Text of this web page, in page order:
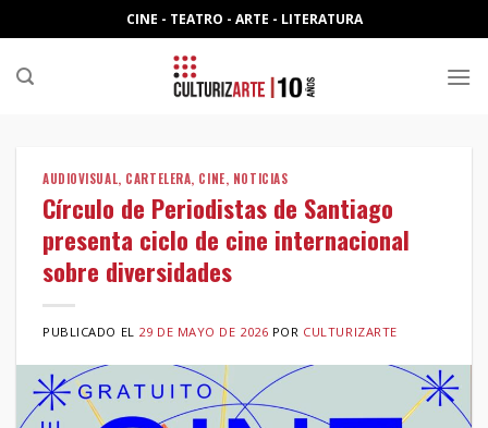
to
content
CINE - TEATRO - ARTE - LITERATURA
AUDIOVISUAL, CARTELERA, CINE, NOTICIAS
Círculo de Periodistas de Santiago
presenta ciclo de cine internacional
sobre diversidades
PUBLICADO EL 29 DE MAYO DE 2026 POR CULTURIZARTE